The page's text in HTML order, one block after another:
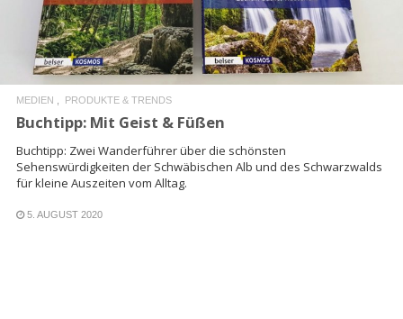
MEDIEN PRODUKTE & TRENDS
Buchtipp: Mit Geist & Füßen
Buchtipp: Zwei Wanderführer über die schönsten
Sehenswürdigkeiten der Schwäbischen Alb und des Schwarzwalds
für kleine Auszeiten vom Alltag.
5. AUGUST 2020